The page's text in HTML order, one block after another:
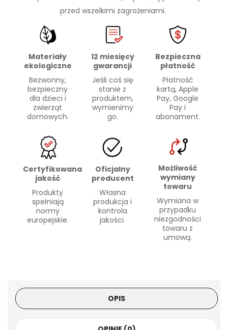
przed wszelkimi zagrożeniami.
Materiały
ekologiczne
Bezwonny,
bezpieczny
dla dzieci i
zwierząt
domowych.
12 miesięcy
gwarancji
Jeśli coś się
stanie z
produktem,
wymienimy
go.
Bezpieczna
płatność
Płatność
kartą, Apple
Pay, Google
Pay i
abonament.
Certyfikowana
jakość
Produkty
spełniają
normy
europejskie.
Oficjalny
producent
Własna
produkcja i
kontrola
jakości.
Możliwość
wymiany
towaru
Wymiana w
przypadku
niezgodności
towaru z
umową.
OPIS